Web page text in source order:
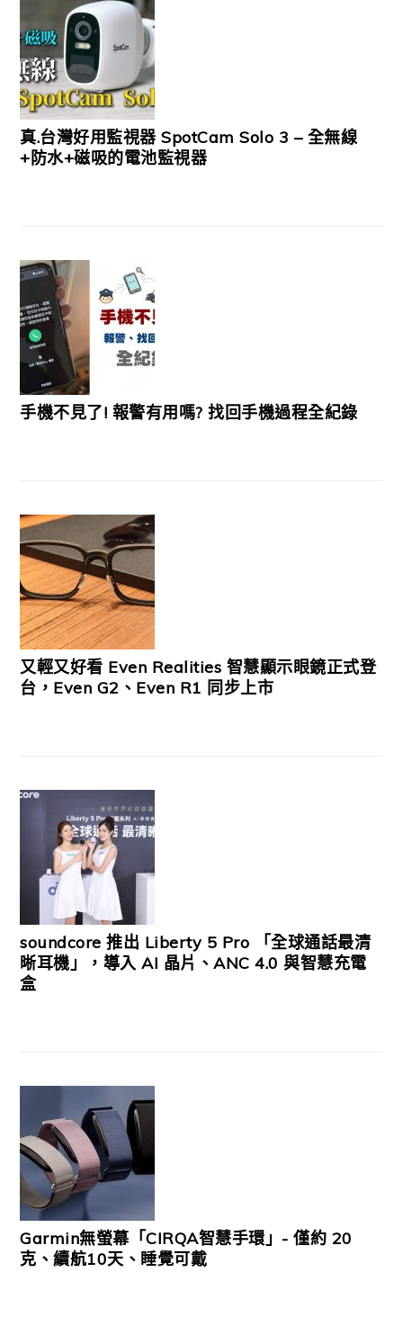
真.台灣好用監視器 SpotCam Solo 3 – 全無線
+防水+磁吸的電池監視器
手機不見了! 報警有用嗎? 找回手機過程全紀錄
又輕又好看 Even Realities 智慧顯示眼鏡正式登
台，Even G2、Even R1 同步上市
soundcore 推出 Liberty 5 Pro 「全球通話最清
晰耳機」，導入 AI 晶片、ANC 4.0 與智慧充電
盒
Garmin無螢幕「CIRQA智慧手環」- 僅約 20
克、續航10天、睡覺可戴